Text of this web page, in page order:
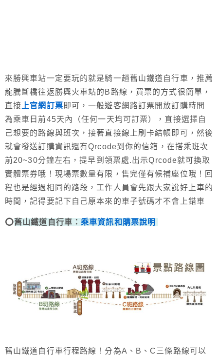
來勝興車站一定要玩的就是騎一趟舊山鐵道自行車，推薦
龍騰斷橋往返勝興火車站的B路線，買票的方式很簡單，
直接 上官網訂票 即可，一般遊客網路訂票開放訂購時間
為乘車日前45天內（任何一天均可訂票），直接選擇自
己想要的路線與班次，接著直接線上刷卡結帳即可，然後
就會發送訂購資訊還有Qrcode到你的信箱，在搭乘班次
前20~30分鐘左右，提早到領票處.出示Qrcode就可換取
實體票券哦！現場票數量有限，售完僅有候補座位哦！回
程也是經過相同的路段，工作人員會先跟大家說好上車的
時間，記得要記下自己原本來的車子號碼才不會上錯車
⭕舊山鐵道自行車： 乘車資訊和購票說明
舊山鐵道自行車行程路線！分為A、B、C三條路線可以